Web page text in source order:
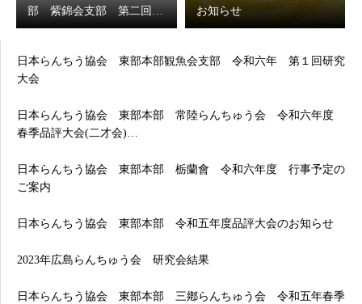
部 紫錦会支部 第二回…
お知らせ
日本らんちう協会 東部本部観魚会支部 令和六年 第１回研究
大会
日本らんちう協会 東部本部 常陸らんちゅう会 令和六年度
春季品評大会(二才会)…
日本らんちう協会 東部本部 栃蘭會 令和六年度 行事予定の
ご案内
日本らんちう協会 東部本部 令和五年度品評大会のお知らせ
2023年広島らんちゅう会 研究会結果
日本らんちう協会 東部本部 三鄕らんちゅう会 令和五年春季